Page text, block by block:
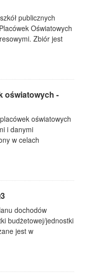
publicznych
Oświatowych
Zbiór jest
oświatowych -
oświatowych
i danymi
w celach
dochodów
budżetowej/jednostki
jest w